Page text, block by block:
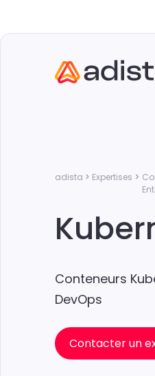
adista Expertises
Conteneurs
DevOps
Contacter un